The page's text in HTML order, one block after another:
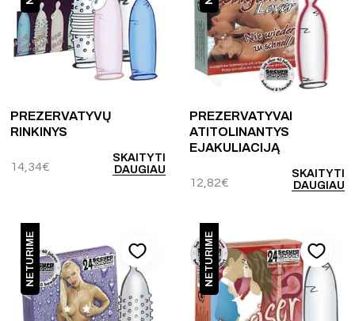
PREZERVATYVŲ
RINKINYS
14,34€
SKAITYTI
DAUGIAU
PREZERVATYVAI
ATITOLINANTYS
EJAKULIACIJĄ
12,82€
SKAITYTI
DAUGIAU
NETURIME NETURIME